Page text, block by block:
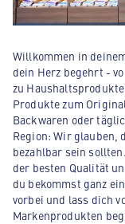
Willkommen in
dein Herz begehrt -
zu
Produkte zum
Backwaren oder
Region: Wir glauben,
bezahlbar sein
der besten Qualität
du bekommst ganz
vorbei und lass dich
Markenprodukten